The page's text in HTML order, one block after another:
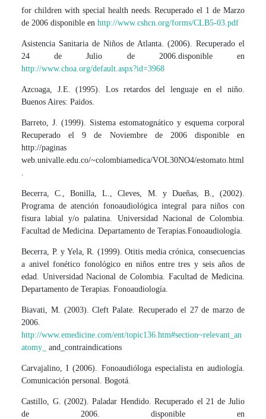
for children with special health needs. Recuperado el 1 de Marzo
de 2006 disponible enhttp://www.cshcn.org/forms/CLB5-03.pdf
Asistencia Sanitaria de Niños de Atlanta. (2006). Recuperado el
24 de Julio de 2006.disponible en
http://www.choa.org/default.aspx?id=3968
Azcoaga, J.E. (1995). Los retardos del lenguaje en el niño.
Buenos Aires: Paidos.
Barreto, J. (1999). Sistema estomatognático y esquema corporal
Recuperado el 9 de Noviembre de 2006 disponible en
http://paginas
web.univalle.edu.co/~colombiamedica/VOL30NO4/estomato.html
Becerra, C., Bonilla, L., Cleves, M. y Dueñas, B., (2002).
Programa de atención fonoaudiológica integral para niños con
fisura labial y/o palatina. Universidad Nacional de Colombia.
Facultad de Medicina. Departamento de Terapias.Fonoaudiología.
Becerra, P. y Yela, R. (1999). Otitis media crónica, consecuencias
a anivel fonético fonológico en niños entre tres y seis años de
edad. Universidad Nacional de Colombia. Facultad de Medicina.
Departamento de Terapias. Fonoaudiología.
Biavati, M. (2003). Cleft Palate. Recuperado el 27 de marzo de
2006.
http://www.emedicine.com/ent/topic136.htm#section~relevant_an
atomy_
and_contraindications
Carvajalino, I (2006). Fonoaudióloga especialista en audiología.
Comunicación personal. Bogotá.
Castillo, G. (2002). Paladar Hendido. Recuperado el 21 de Julio
de 2006. disponible en